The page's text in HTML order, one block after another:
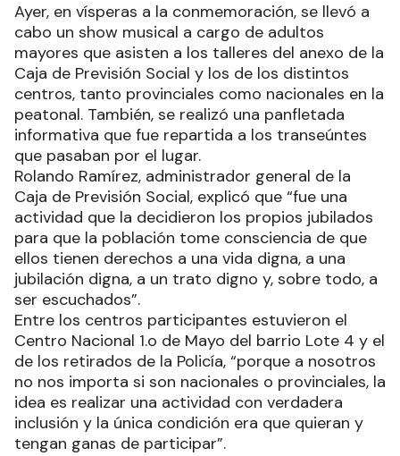
Ayer, en vísperas a la conmemoración, se llevó a
cabo un show musical a cargo de adultos
mayores que asisten a los talleres del anexo de la
Caja de Previsión Social y los de los distintos
centros, tanto provinciales como nacionales en la
peatonal. También, se realizó una panfletada
informativa que fue repartida a los transeúntes
que pasaban por el lugar.
Rolando Ramírez, administrador general de la
Caja de Previsión Social, explicó que “fue una
actividad que la decidieron los propios jubilados
para que la población tome consciencia de que
ellos tienen derechos a una vida digna, a una
jubilación digna, a un trato digno y, sobre todo, a
ser escuchados”.
Entre los centros participantes estuvieron el
Centro Nacional 1.o de Mayo del barrio Lote 4 y el
de los retirados de la Policía, “porque a nosotros
no nos importa si son nacionales o provinciales, la
idea es realizar una actividad con verdadera
inclusión y la única condición era que quieran y
tengan ganas de participar”.